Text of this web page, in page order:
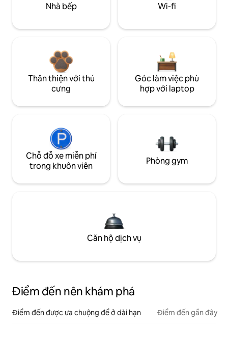
Nhà bếp Wi-fi
Thân thiện với thú
cưng
Góc làm việc phù
hợp với laptop
Chỗ đỗ xe miễn phí
trong khuôn viên
Phòng gym
Căn hộ dịch vụ
Điểm đến nên khám phá
Điểm đến được ưa chuộng để ở dài hạn Điểm đến gần đây